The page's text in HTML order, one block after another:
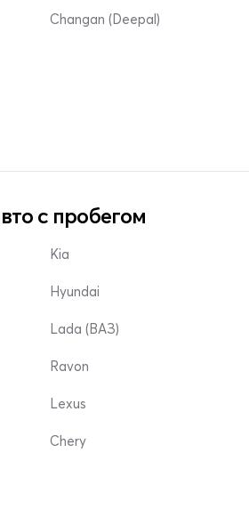
Changan (Deepal)
с пробегом
Kia
Hyundai
Lada (ВАЗ)
Ravon
Lexus
Chery